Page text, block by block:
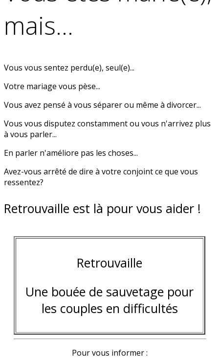
mais...
Vous vous sentez perdu(e), seul(e)...
Votre mariage vous pèse...
Vous avez pensé à vous séparer ou même à divorcer...
Vous vous disputez constamment ou vous n'arrivez plus
à vous parler...
En parler n'améliore pas les choses...
Avez-vous arrêté de dire à votre conjoint ce que vous
ressentez?
Retrouvaille est là pour vous aider !
Retrouvaille
Une bouée de sauvetage pour
les couples en difficultés
Pour vous informer :